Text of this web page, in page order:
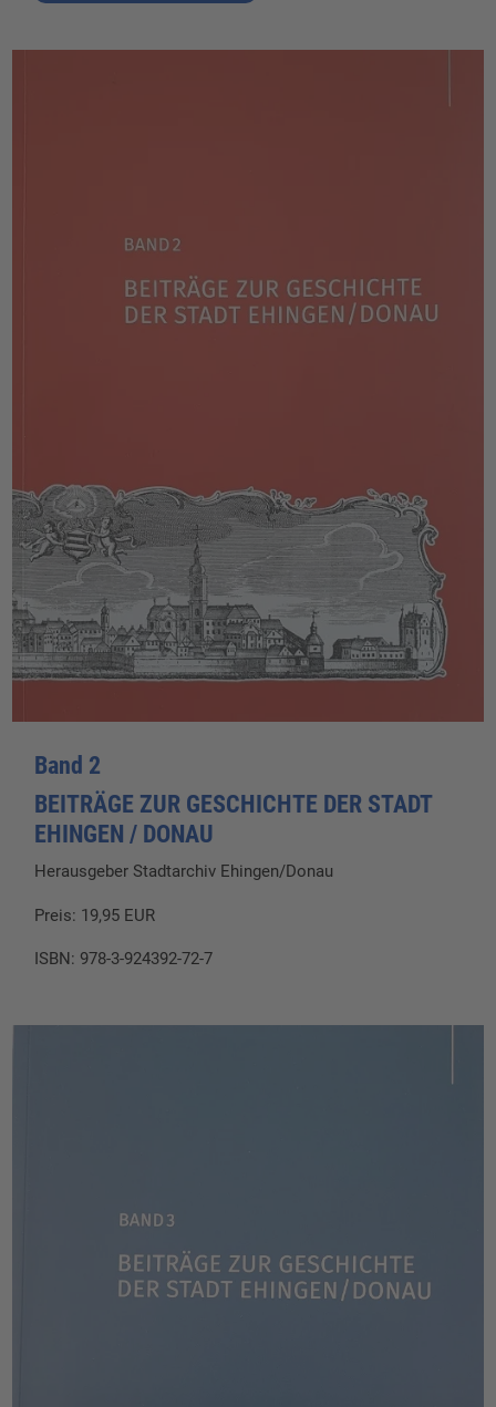
Band 2
BEITRÄGE ZUR GESCHICHTE DER STADT
EHINGEN / DONAU
Herausgeber Stadtarchiv Ehingen/Donau
Preis: 19,95 EUR
ISBN: 978-3-924392-72-7